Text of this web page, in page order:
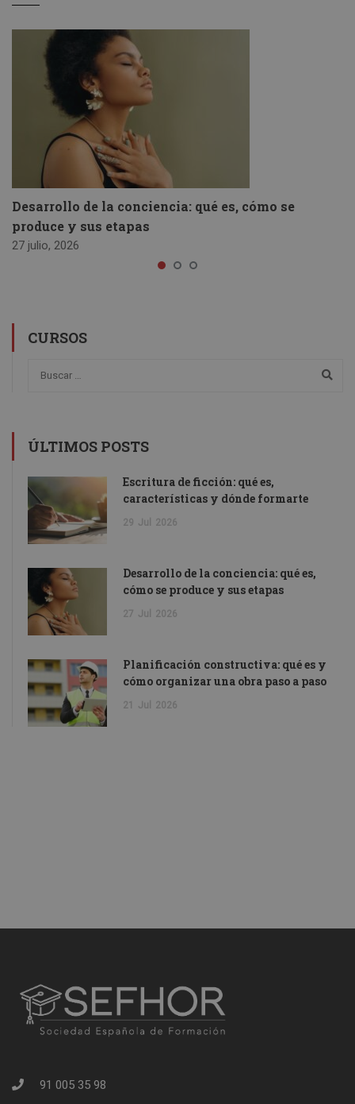
Desarrollo de la conciencia: qué es, cómo se
produce y sus etapas
27 julio, 2026
CURSOS
ÚLTIMOS POSTS
Escritura de ficción: qué es,
características y dónde formarte
29 Jul 2026
Desarrollo de la conciencia: qué es,
cómo se produce y sus etapas
27 Jul 2026
Planificación constructiva: qué es y
cómo organizar una obra paso a paso
21 Jul 2026
91 005 35 98